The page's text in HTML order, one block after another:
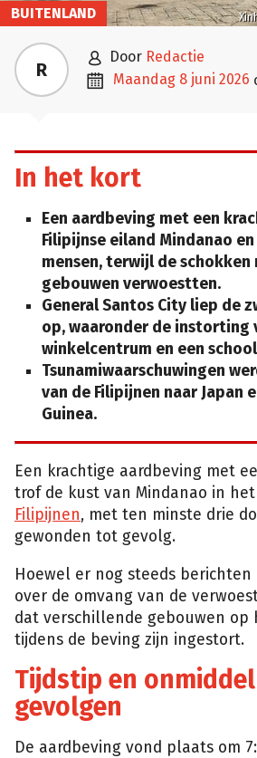
BUITENLAND
R  door Redactie
 maandag 8 juni 2026
In het kort
Een aardbeving met een
Filipijnse eiland Mindanao
mensen, terwijl de schokken
gebouwen verwoestten.
General Santos City liep de
op, waaronder de instorting
winkelcentrum en een
Tsunamiwaarschuwingen
van de Filipijnen naar Japan
Guinea.
Een krachtige aardbeving met
trof de kust van Mindanao in
Filipijnen, met ten minste drie
gewonden tot gevolg.
Hoewel er nog steeds
over de omvang van de
dat verschillende gebouwen op
tijdens de beving zijn ingestort.
Tijdstip en
gevolgen
De aardbeving vond plaats om